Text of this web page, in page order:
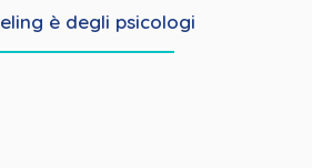
è degli psicologi